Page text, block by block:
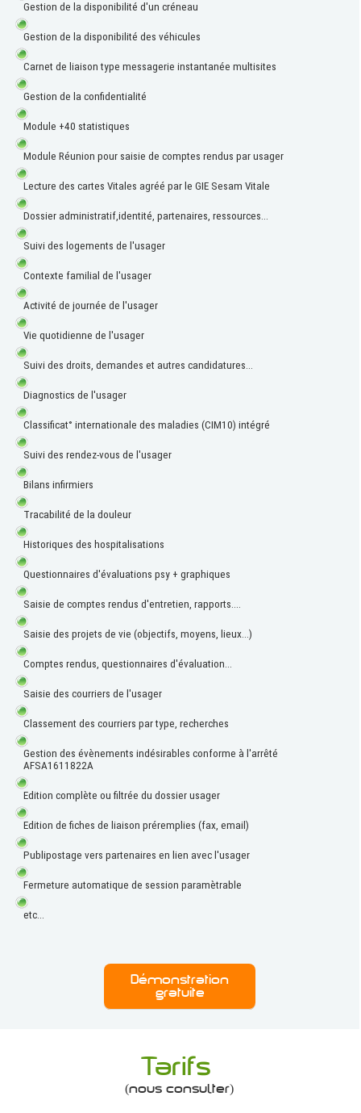
Gestion de la disponibilité d'un créneau
Gestion de la disponibilité des véhicules
Carnet de liaison type messagerie instantanée multisites
Gestion de la confidentialité
Module +40 statistiques
Module Réunion pour saisie de comptes rendus par usager
Lecture des cartes Vitales agréé par le GIE Sesam Vitale
Dossier administratif,identité, partenaires, ressources...
Suivi des logements de l'usager
Contexte familial de l'usager
Activité de journée de l'usager
Vie quotidienne de l'usager
Suivi des droits, demandes et autres candidatures...
Diagnostics de l'usager
Classificat° internationale des maladies (CIM10) intégré
Suivi des rendez-vous de l'usager
Bilans infirmiers
Tracabilité de la douleur
Historiques des hospitalisations
Questionnaires d'évaluations psy + graphiques
Saisie de comptes rendus d'entretien, rapports....
Saisie des projets de vie (objectifs, moyens, lieux...)
Comptes rendus, questionnaires d'évaluation...
Saisie des courriers de l'usager
Classement des courriers par type, recherches
Gestion des évènements indésirables conforme à l'arrêté
AFSA1611822A
Edition complète ou filtrée du dossier usager
Edition de fiches de liaison préremplies (fax, email)
Publipostage vers partenaires en lien avec l'usager
Fermeture automatique de session paramètrable
etc...
Démonstration
gratuite
Tarifs
(nous consulter)